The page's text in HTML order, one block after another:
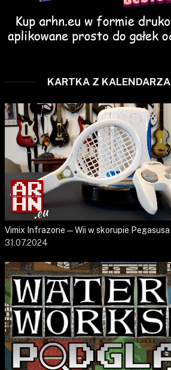
KARTKA Z KALENDARZA
Vimix Infrazone — Wii w skorupie Pegasusa
31.07.2024